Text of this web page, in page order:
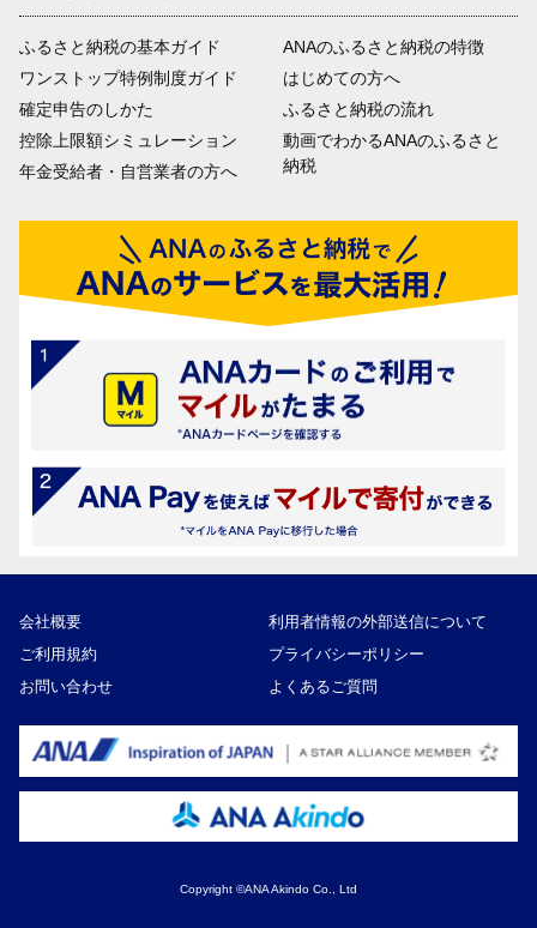
ふるさと納税の基本ガイド
ワンストップ特例制度ガイド
確定申告のしかた
控除上限額シミュレーション
年金受給者・自営業者の方へ
ANAのふるさと納税の特徴
はじめての方へ
ふるさと納税の流れ
動画でわかるANAのふるさと
納税
会社概要
利用者情報の外部送信について
ご利用規約
プライバシーポリシー
お問い合わせ
よくあるご質問
Copyright ©ANA Akindo Co., Ltd